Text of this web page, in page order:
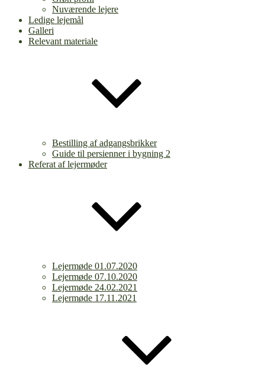
Nuværende lejere
Ledige lejemål
Galleri
Relevant materiale
Bestilling af adgangsbrikker
Guide til persienner i bygning 2
Referat af lejermøder
Lejermøde 01.07.2020
Lejermøde 07.10.2020
Lejermøde 24.02.2021
Lejermøde 17.11.2021